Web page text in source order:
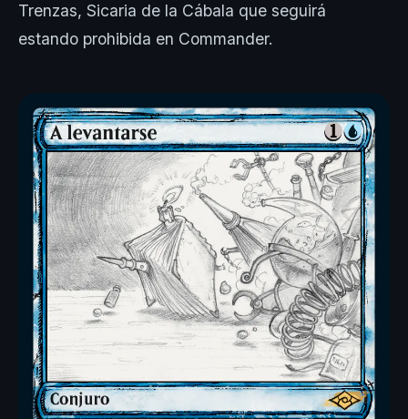
Trenzas, Sicaria de la Cábala que seguirá
estando prohibida en Commander.